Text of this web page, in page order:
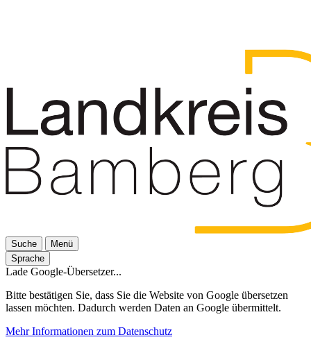
Suche
Menü
Sprache
Lade Google-Übersetzer...
Bitte bestätigen Sie, dass Sie die Website von Google übersetzen
lassen möchten. Dadurch werden Daten an Google übermittelt.
Mehr Informationen zum Datenschutz